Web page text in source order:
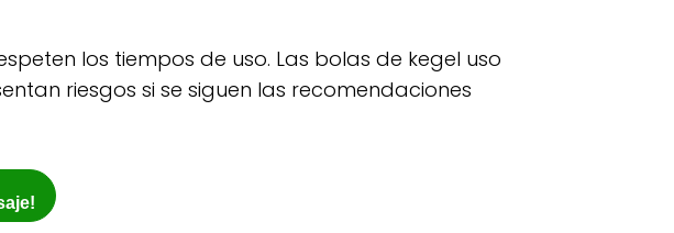
los tiempos de uso. Las bolas de kegel uso
riesgos si se siguen las recomendaciones